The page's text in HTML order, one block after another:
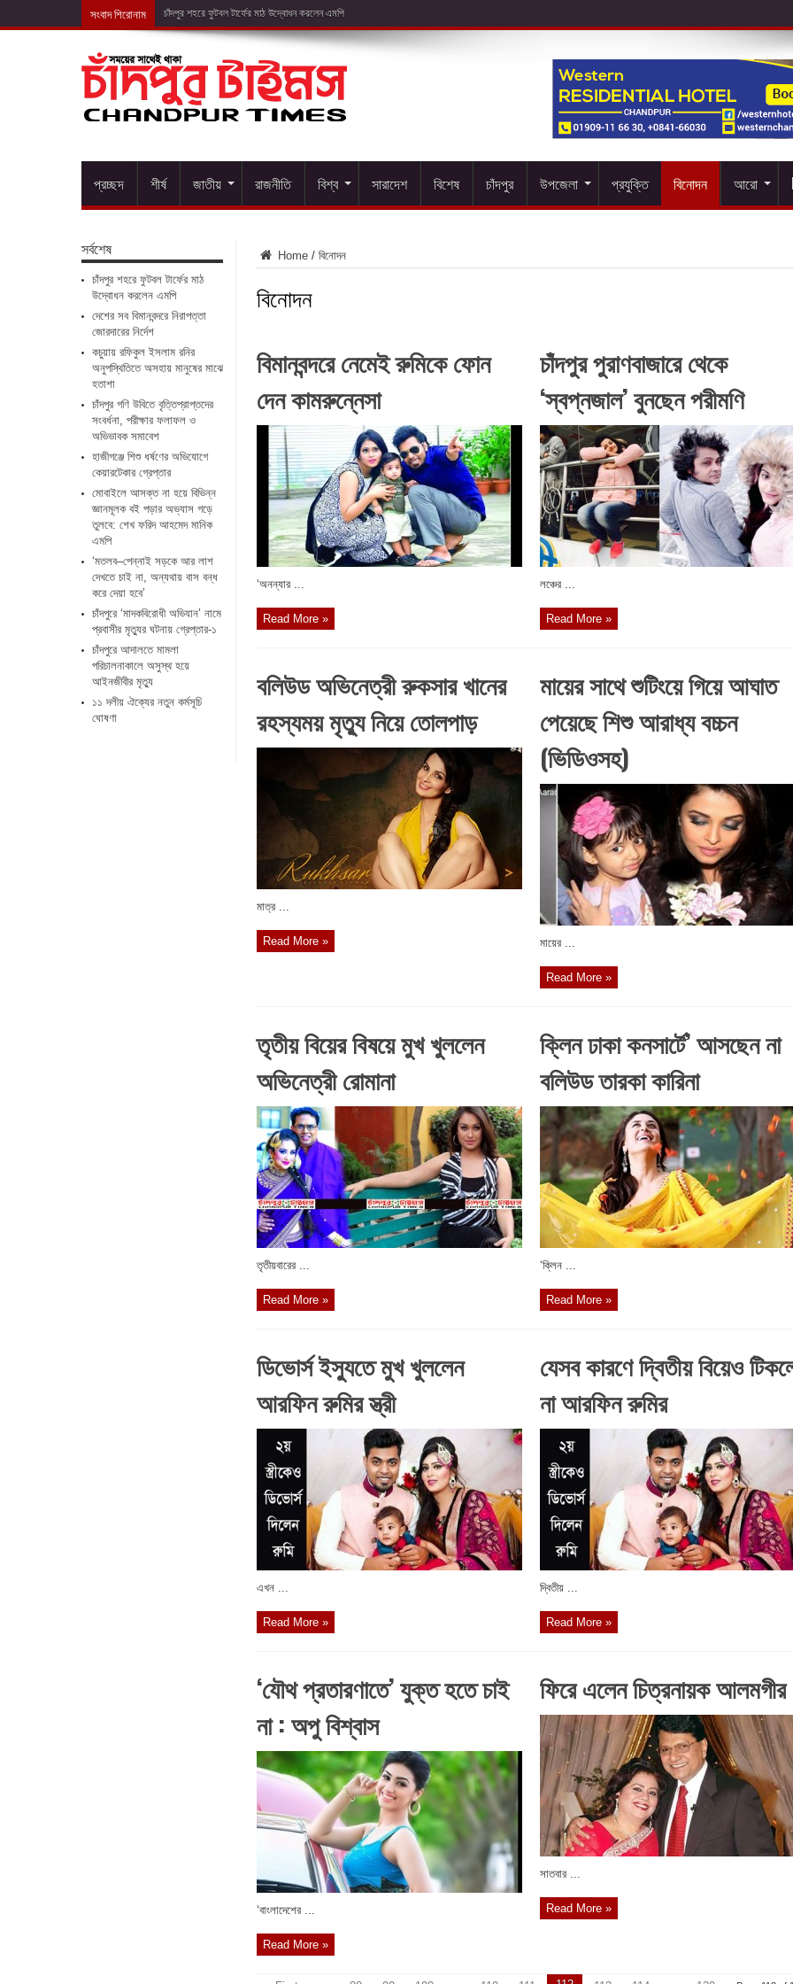
সংবাদ শিরোনাম দেশের সব বিমানব
প্রচ্ছদ শীর্ষ জাতীয় রাজনীতি বিশ্ব সারাদেশ বিশেষ চাঁদপুর উপজেলা প্রযুক্তি বিনোদন আরো
Home / বিনোদন
বিনোদন
বিমানবন্দরে নেমেই রুমিকে ফোন
দেন কামরুন্নেসা
‘অনন্যার ...
Read More »
চাঁদপুর পুরাণবাজারে থেকে
‘স্বপ্নজাল’ বুনছেন পরীমণি
লঞ্চের ...
Read More »
বলিউড অভিনেত্রী রুকসার খানের
রহস্যময় মৃত্যু নিয়ে তোলপাড়
মাত্র ...
Read More »
মায়ের সাথে শুটিংয়ে গিয়ে আঘাত
পেয়েছে শিশু আরাধ্য বচ্চন
(ভিডিওসহ)
মায়ের ...
Read More »
তৃতীয় বিয়ের বিষয়ে মুখ খুললেন
অভিনেত্রী রোমানা
তৃতীয়বারের ...
Read More »
ক্লিন ঢাকা কনসার্টে’ আসছেন না
বলিউড তারকা কারিনা
‘ক্লিন ...
Read More »
ডিভোর্স ইস্যুতে মুখ খুললেন
আরফিন রুমির স্ত্রী
এখন ...
Read More »
যেসব কারণে দ্বিতীয় বিয়েও
না আরফিন রুমির
দ্বিতীয় ...
Read More »
‘যৌথ প্রতারণাতে’ যুক্ত হতে চাই
না : অপু বিশ্বাস
‘বাংলাদেশের ...
Read More »
ফিরে এলেন চিত্রনায়ক আলমগীর
সাতবার ...
Read More »
সর্বশেষ
চাঁদপুর শহরে ফুটবল টার্ফের মাঠ
উদ্বোধন করলেন এমপি
দেশের সব বিমানবন্দরে নিরাপত্তা
জোরদারের নির্দেশ
কচুয়ায় রফিকুল ইসলাম রনির
অনুপস্থিতিতে অসহায় মানুষের মাঝে
হতাশা
চাঁদপুর গণি উবিতে বৃত্তিপ্রাপ্তদের
সংবর্ধনা, পরীক্ষার ফলাফল ও
অভিভাবক সমাবেশ
হাজীগঞ্জে শিশু ধর্ষণের অভিযোগে
কেয়ারটেকার গ্রেপ্তার
মোবাইলে আসক্ত না হয়ে বিভিন্ন
জ্ঞানমূলক বই পড়ার অভ্যাস গড়ে
তুলবে: শেখ ফরিদ আহমেদ মানিক
এমপি
‘মতলব–পেন্নাই সড়কে আর লাশ
দেখতে চাই না, অন্যথায় বাস বন্ধ
করে দেয়া হবে’
চাঁদপুরে ‘মাদকবিরোধী অভিযান’ নামে
প্রবাসীর মৃত্যুর ঘটনায় গ্রেপ্তার-১
চাঁদপুরে আদালতে মামলা
পরিচালনাকালে অসুস্থ হয়ে
আইনজীবীর মৃত্যু
১১ দলীয় ঐক্যের নতুন কর্মসূচি
ঘোষণা